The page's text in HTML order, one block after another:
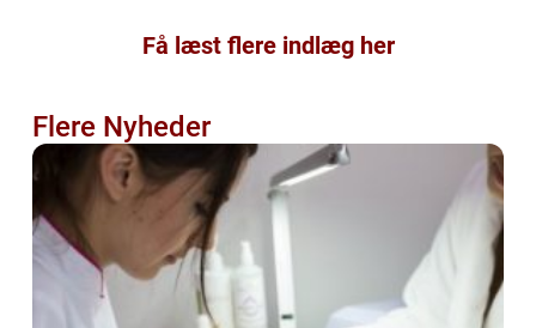
Få læst flere indlæg her
Flere Nyheder